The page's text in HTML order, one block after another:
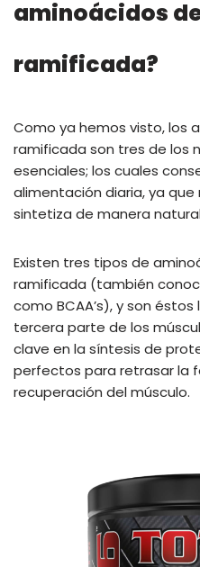
aminoácidos
ramificada?
Como ya hemos visto, los
ramificada son tres de los
esenciales; los cuales
alimentación diaria, ya
sintetiza de manera
Existen tres tipos de
ramificada (también
como BCAA’s), y son
tercera parte de los
clave en la síntesis de
perfectos para retrasar la
recuperación del músculo.